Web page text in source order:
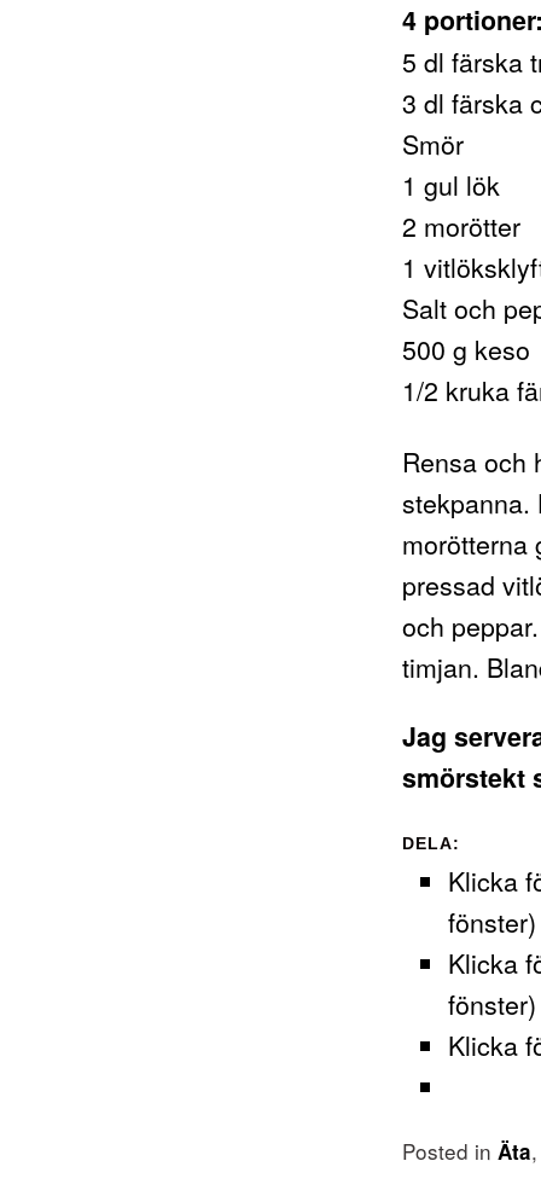
4
5 dl färska
3 dl färska
Smör
1 gul lök
2 morötter
1
Salt och
500 g keso
1/2 kruka
Rensa och
stekpanna.
morötterna
pressad
och
timjan.
Jag
smörstekt
DELA:
Klicka
fönster)
Klicka
fönster)
Klicka
Posted in Äta